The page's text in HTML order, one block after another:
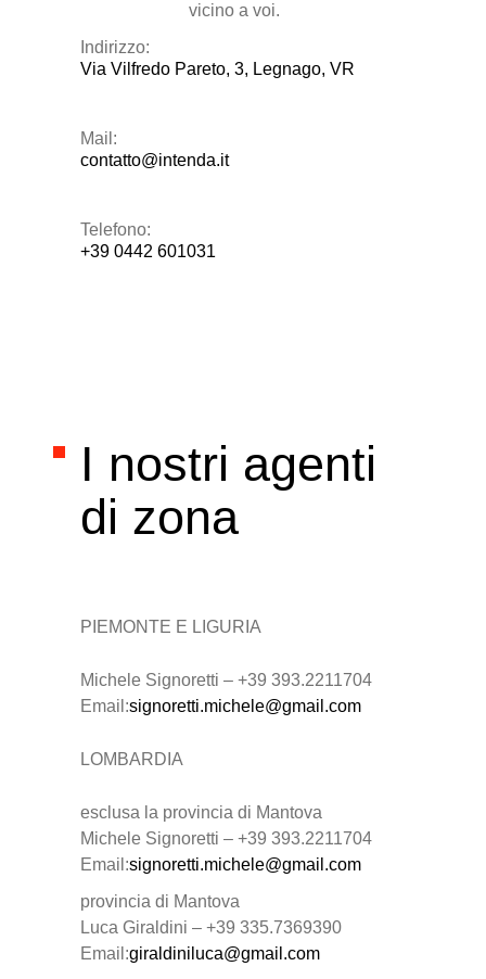
vicino a voi.
Indirizzo:
Via Vilfredo Pareto, 3, Legnago, VR
Mail:
contatto@intenda.it
Telefono:
+39 0442 601031
I nostri agenti
di zona
PIEMONTE E LIGURIA
Michele Signoretti – +39 393.2211704
Email:signoretti.michele@gmail.com
LOMBARDIA
esclusa la provincia di Mantova
Michele Signoretti – +39 393.2211704
Email:signoretti.michele@gmail.com
provincia di Mantova
Luca Giraldini – +39 335.7369390
Email:giraldiniluca@gmail.com